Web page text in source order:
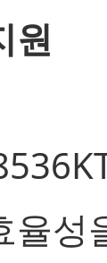
원
율성